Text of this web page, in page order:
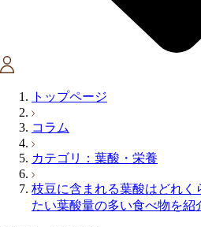
トップページ
コラム
カテゴリ：葉酸・栄養
枝豆に含まれる葉酸はどれ
たい葉酸量の多い食べ物を紹